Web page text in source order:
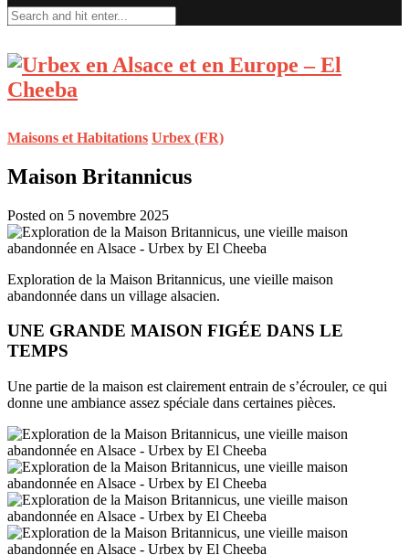
Maisons et Habitations Urbex (FR)
Maison Britannicus
Posted on 5 novembre 2025
Exploration de la Maison Britannicus, une vieille maison
abandonnée dans un village alsacien.
UNE GRANDE MAISON FIGÉE DANS LE
TEMPS
Une partie de la maison est clairement entrain de s’écrouler, ce qui
donne une ambiance assez spéciale dans certaines pièces.